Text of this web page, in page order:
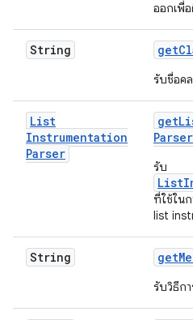
ออกเพื่
String get
รับชื่อค
List
Instrumentation
Parser
get
Parser
รับ
ที่ใช้ใน
list
String get
รับวิธีก